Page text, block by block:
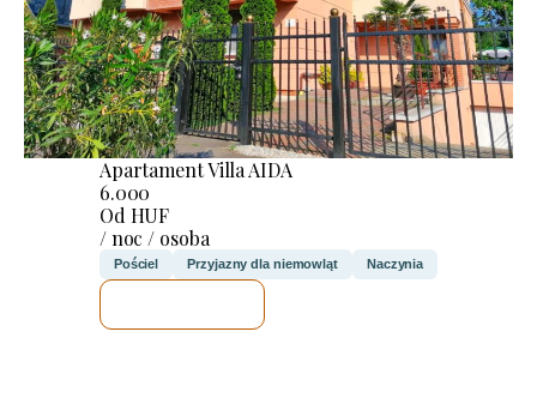
Apartament Villa AIDA
6.000
Od HUF
/ noc / osoba
Pościel Przyjazny dla niemowląt Naczynia